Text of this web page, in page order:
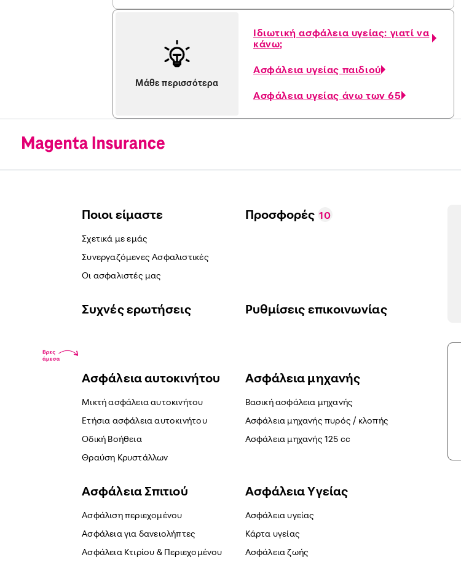
Μάθε περισσότερα
Ιδιωτική ασφάλεια υγείας: γιατί να
κάνω;
Ασφάλεια υγείας παιδιού
Ασφάλεια υγείας άνω των 65
Ποιοι είμαστε
Σχετικά με εμάς
Συνεργαζόμενες Ασφαλιστικές
Οι ασφαλιστές μας
Προσφορές 10
Συχνές ερωτήσεις Ρυθμίσεις επικοινωνίας
Ασφάλεια αυτοκινήτου
Μικτή ασφάλεια αυτοκινήτου
Ετήσια ασφάλεια αυτοκινήτου
Οδική Βοήθεια
Θραύση Κρυστάλλων
Ασφάλεια μηχανής
Βασική ασφάλεια μηχανής
Ασφάλεια μηχανής πυρός / κλοπής
Ασφάλεια μηχανής 125 cc
Ασφάλεια Σπιτιού
Ασφάλιση περιεχομένου
Ασφάλεια για δανειολήπτες
Ασφάλεια Κτιρίου & Περιεχομένου
Ασφάλεια Yγείας
Ασφάλεια υγείας
Κάρτα υγείας
Ασφάλεια ζωής